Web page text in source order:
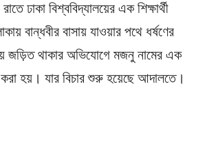
ঢাকা বিশ্ববিদ্যালয়ের এক শিক্ষার্থী
বান্ধবীর বাসায় যাওয়ার পথে ধর্ষণের
জড়িত থাকার অভিযোগে মজনু নামের এক
হয়। যার বিচার শুরু হয়েছে আদালতে।